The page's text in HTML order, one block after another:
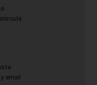
email